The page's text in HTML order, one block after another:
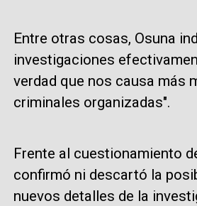
Entre otras cosas, Osuna
investigaciones
verdad que nos causa más
criminales organizadas".
Frente al cuestionamiento
confirmó ni descartó la
nuevos detalles de la